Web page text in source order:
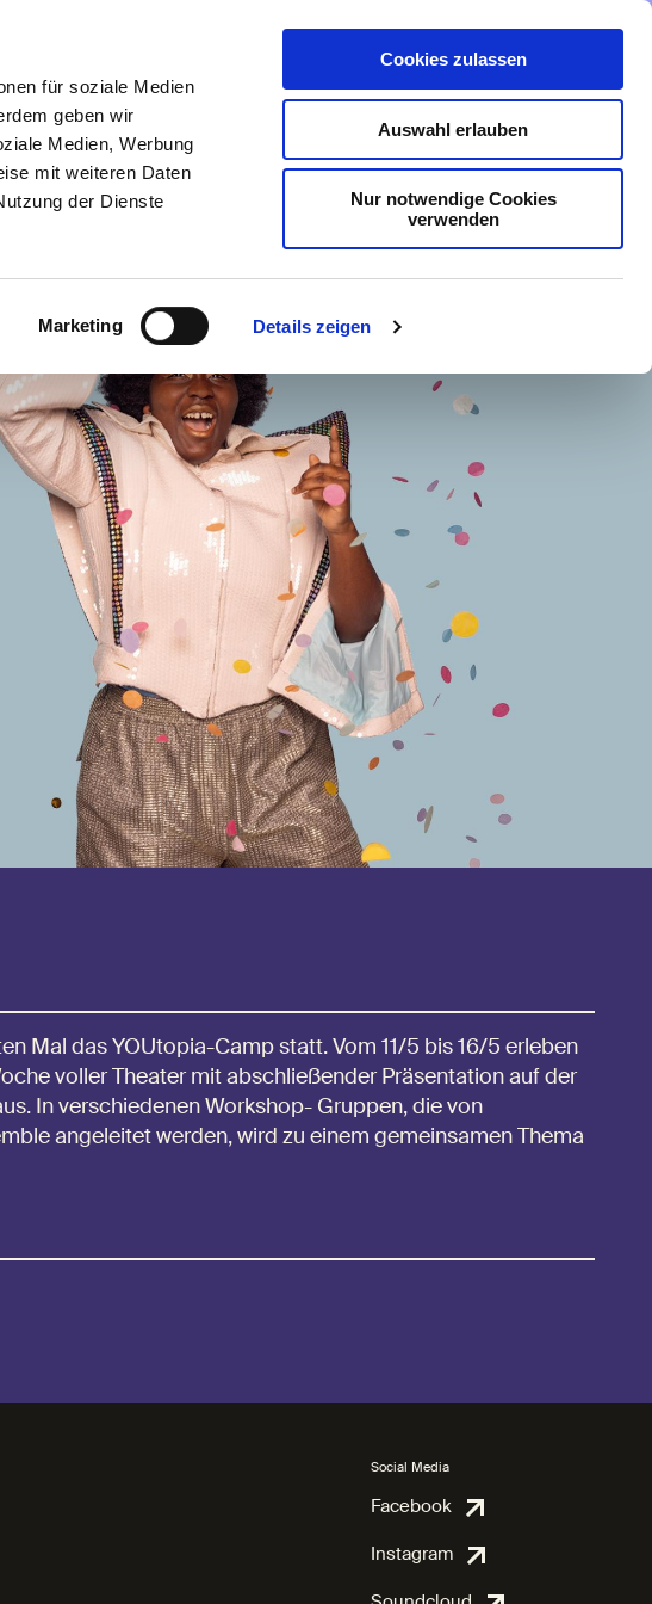
für soziale Medien
geben wir
Medien, Werbung
mit weiteren Daten
der Dienste
Marketing Details zeigen
Cookies zulassen
Auswahl erlauben
Nur notwendige Cookies
verwenden
Anmeldung
Mal das YOUtopia-Camp statt. Vom 11/5 bis 16/5 erleben
voller Theater mit abschließender Präsentation auf der
In verschiedenen Workshop- Gruppen, die von
angeleitet werden, wird zu einem gemeinsamen Thema
Social Media
Facebook
Instagram